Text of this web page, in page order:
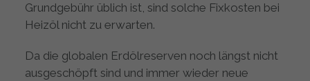
Grundgebühr üblich ist, sind solche Fixkosten bei
Heizöl nicht zu erwarten.
Da die globalen Erdölreserven noch längst nicht
ausgeschöpft sind und immer wieder neue